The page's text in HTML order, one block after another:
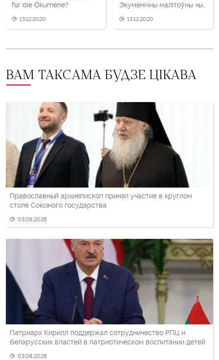
für die Ökumene?
13.12.2020
Экуменічны малітоўны чын
справядлівасць у
13.12.2020
ВАМ ТАКСАМА БУДЗЕ ЦІКАВА
Православный архиепископ принял участие в круглом
столе Союзного государства
03.08.2026
Патриарх Кирилл поддержал сотрудничество РПЦ и
беларусских властей в патриотическом воспитании детей
03.08.2026